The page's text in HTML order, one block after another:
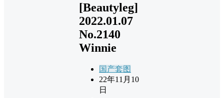
[Beautyleg]
2022.01.07
No.2140
Winnie
国产套图
22年11月10
日